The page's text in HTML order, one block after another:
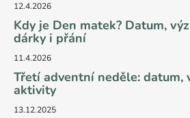
12.4.2026
Kdy je Den matek? Datum,
dárky i přání
11.4.2026
Třetí adventní neděle: datum,
aktivity
13.12.2025